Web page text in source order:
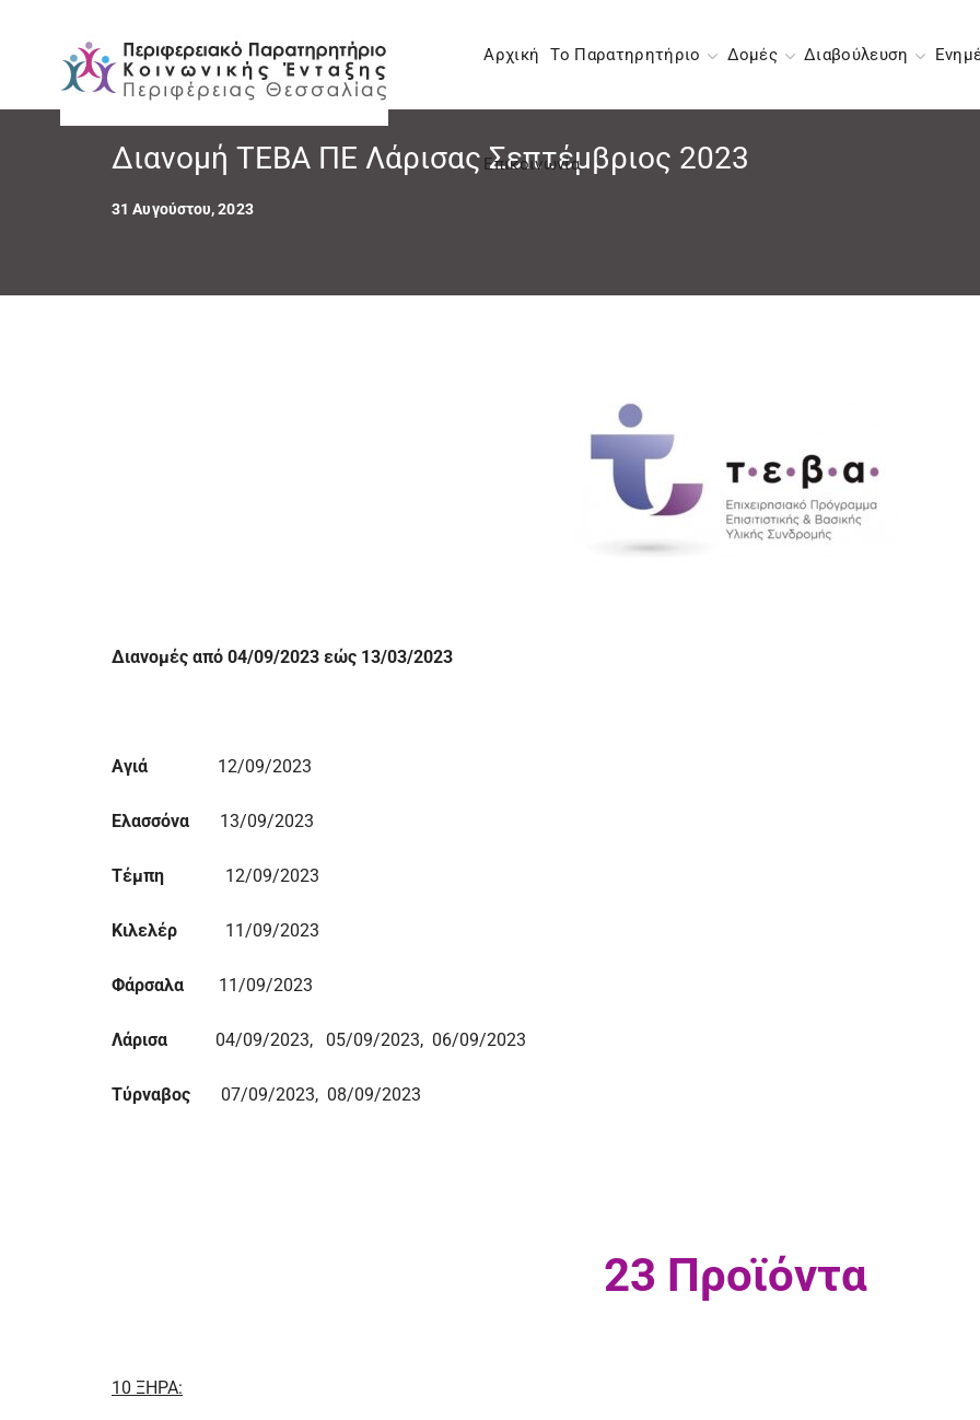
Αρχική Το Παρατηρητήριο Δομές Διαβούλευση
Επικοινωνία
Διανομή ΤΕΒΑ ΠΕ Λάρισας Σεπτέμβριος 2023
31 Αυγούστου, 2023
Διανομές από 04/09/2023 εώς 13/03/2023
Αγιά 12/09/2023
Ελασσόνα 13/09/2023
Τέμπη 12/09/2023
Κιλελέρ 11/09/2023
Φάρσαλα 11/09/2023
Λάρισα 04/09/2023, 05/09/2023, 06/09/2023
Τύρναβος 07/09/2023, 08/09/2023
23 Προϊόντα
10 ΞΗΡΑ: